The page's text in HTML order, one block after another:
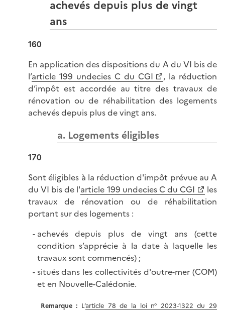
achevés depuis plus de vingt
ans
160
En application des dispositions du A du VI bis de
l’article 199 undecies C du CGI
, la réduction
d’impôt est accordée au titre des travaux de
rénovation ou de réhabilitation des logements
achevés depuis plus de vingt ans.
a. Logements éligibles
170
Sont éligibles à la réduction d'impôt prévue au A
du VI bis de l'article 199 undecies C du CGI
les
travaux de rénovation ou de réhabilitation
portant sur des logements :
achevés depuis plus de vingt ans (cette
condition s’apprécie à la date à laquelle les
travaux sont commencés) ;
situés dans les collectivités d'outre-mer (COM)
et en Nouvelle-Calédonie.
Remarque : L’article 78 de la loi n° 2023-1322 du 29